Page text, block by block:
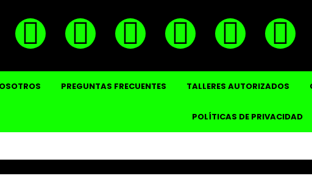
PREGUNTAS FRECUENTES TALLERES AUTORIZADOS
POLÍTICAS DE PRIVACIDAD